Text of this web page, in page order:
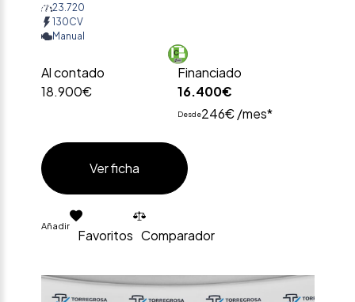
23.720
130CV
Manual
Al contado
18.900€
Financiado
16.400€
Desde246€ /mes*
Ver ficha
Añadir
Favoritos Comparador